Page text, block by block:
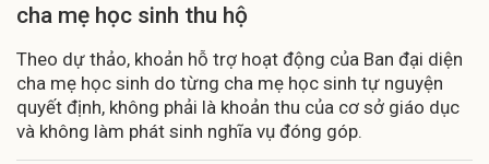
cha mẹ học sinh thu hộ
Theo dự thảo, khoản hỗ trợ hoạt động của Ban đại diện
cha mẹ học sinh do từng cha mẹ học sinh tự nguyện
quyết định, không phải là khoản thu của cơ sở giáo dục
và không làm phát sinh nghĩa vụ đóng góp.